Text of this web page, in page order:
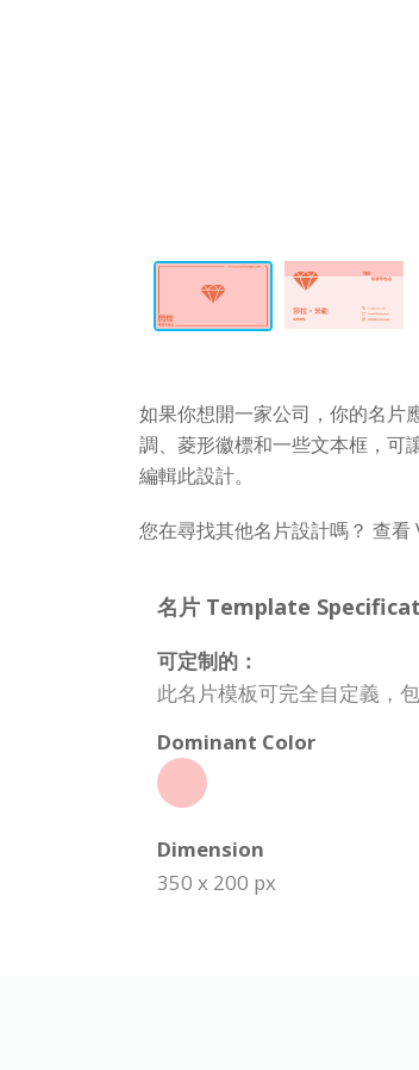
如果你想開一家公司，你的名片
調、菱形徽標和一些文本框，可
編輯此設計。
您在尋找其他名片設計嗎？ 查看
名片 Template
可定制的：
此名片模板可完全自定義，
Dominant Color
Dimension
350 x 200 px